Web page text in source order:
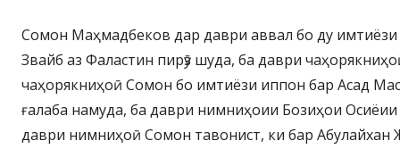
Сомон Маҳмадбеков дар даври аввал бо ду
Звайб аз Фаластин пирӯз шуда, ба даври
чаҳорякниҳоӣ Сомон бо имтиёзи иппон бар Асад
ғалаба намуда, ба даври нимниҳоии Бозиҳои
даври нимниҳоӣ Сомон тавонист, ки бар Абулайхан